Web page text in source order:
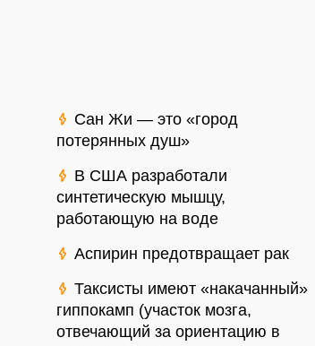
Сан Жи — это «город
потерянных душ»
В США разработали
синтетическую мышцу,
работающую на воде
Аспирин предотвращает рак
Таксисты имеют «накачанный»
гиппокамп (участок мозга,
отвечающий за ориентацию в